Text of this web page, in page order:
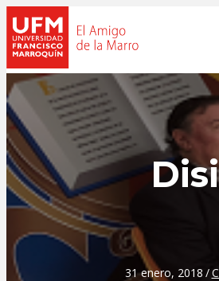
31 enero, 2018 /